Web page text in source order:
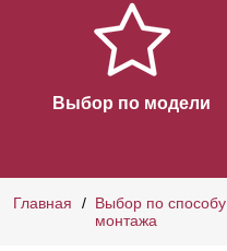
Выбор по модели
Главная
Выбор по способу
монтажа